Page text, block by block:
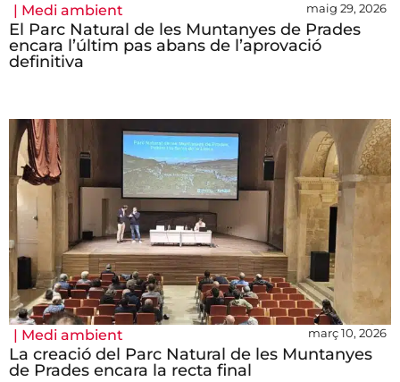
| Medi ambient maig 29, 2026
El Parc Natural de les Muntanyes de Prades
encara l’últim pas abans de l’aprovació
definitiva
| Medi ambient març 10, 2026
La creació del Parc Natural de les Muntanyes
de Prades encara la recta final